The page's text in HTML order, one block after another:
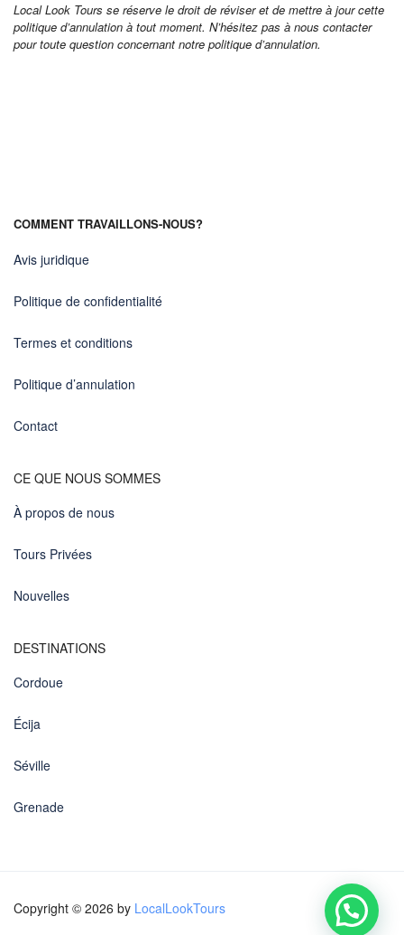
Local Look Tours se réserve le droit de réviser et de mettre à jour cette
politique d’annulation à tout moment. N’hésitez pas à nous contacter
pour toute question concernant notre politique d’annulation.
COMMENT TRAVAILLONS-NOUS?
Avis juridique
Politique de confidentialité
Termes et conditions
Politique d’annulation
Contact
CE QUE NOUS SOMMES
À propos de nous
Tours Privées
Nouvelles
DESTINATIONS
Cordoue
Écija
Séville
Grenade
Copyright © 2026 by LocalLookTours